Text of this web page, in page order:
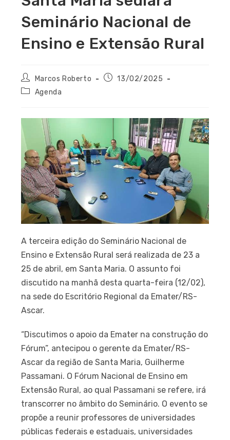
Seminário Nacional de
Ensino e Extensão Rural
Marcos Roberto
13/02/2025
Agenda
A terceira edição do Seminário Nacional de
Ensino e Extensão Rural será realizada de 23 a
25 de abril, em Santa Maria. O assunto foi
discutido na manhã desta quarta-feira (12/02),
na sede do Escritório Regional da Emater/RS-
Ascar.
“Discutimos o apoio da Emater na construção do
Fórum”, antecipou o gerente da Emater/RS-
Ascar da região de Santa Maria, Guilherme
Passamani. O Fórum Nacional de Ensino em
Extensão Rural, ao qual Passamani se refere, irá
transcorrer no âmbito do Seminário. O evento se
propõe a reunir professores de universidades
públicas federais e estaduais, universidades